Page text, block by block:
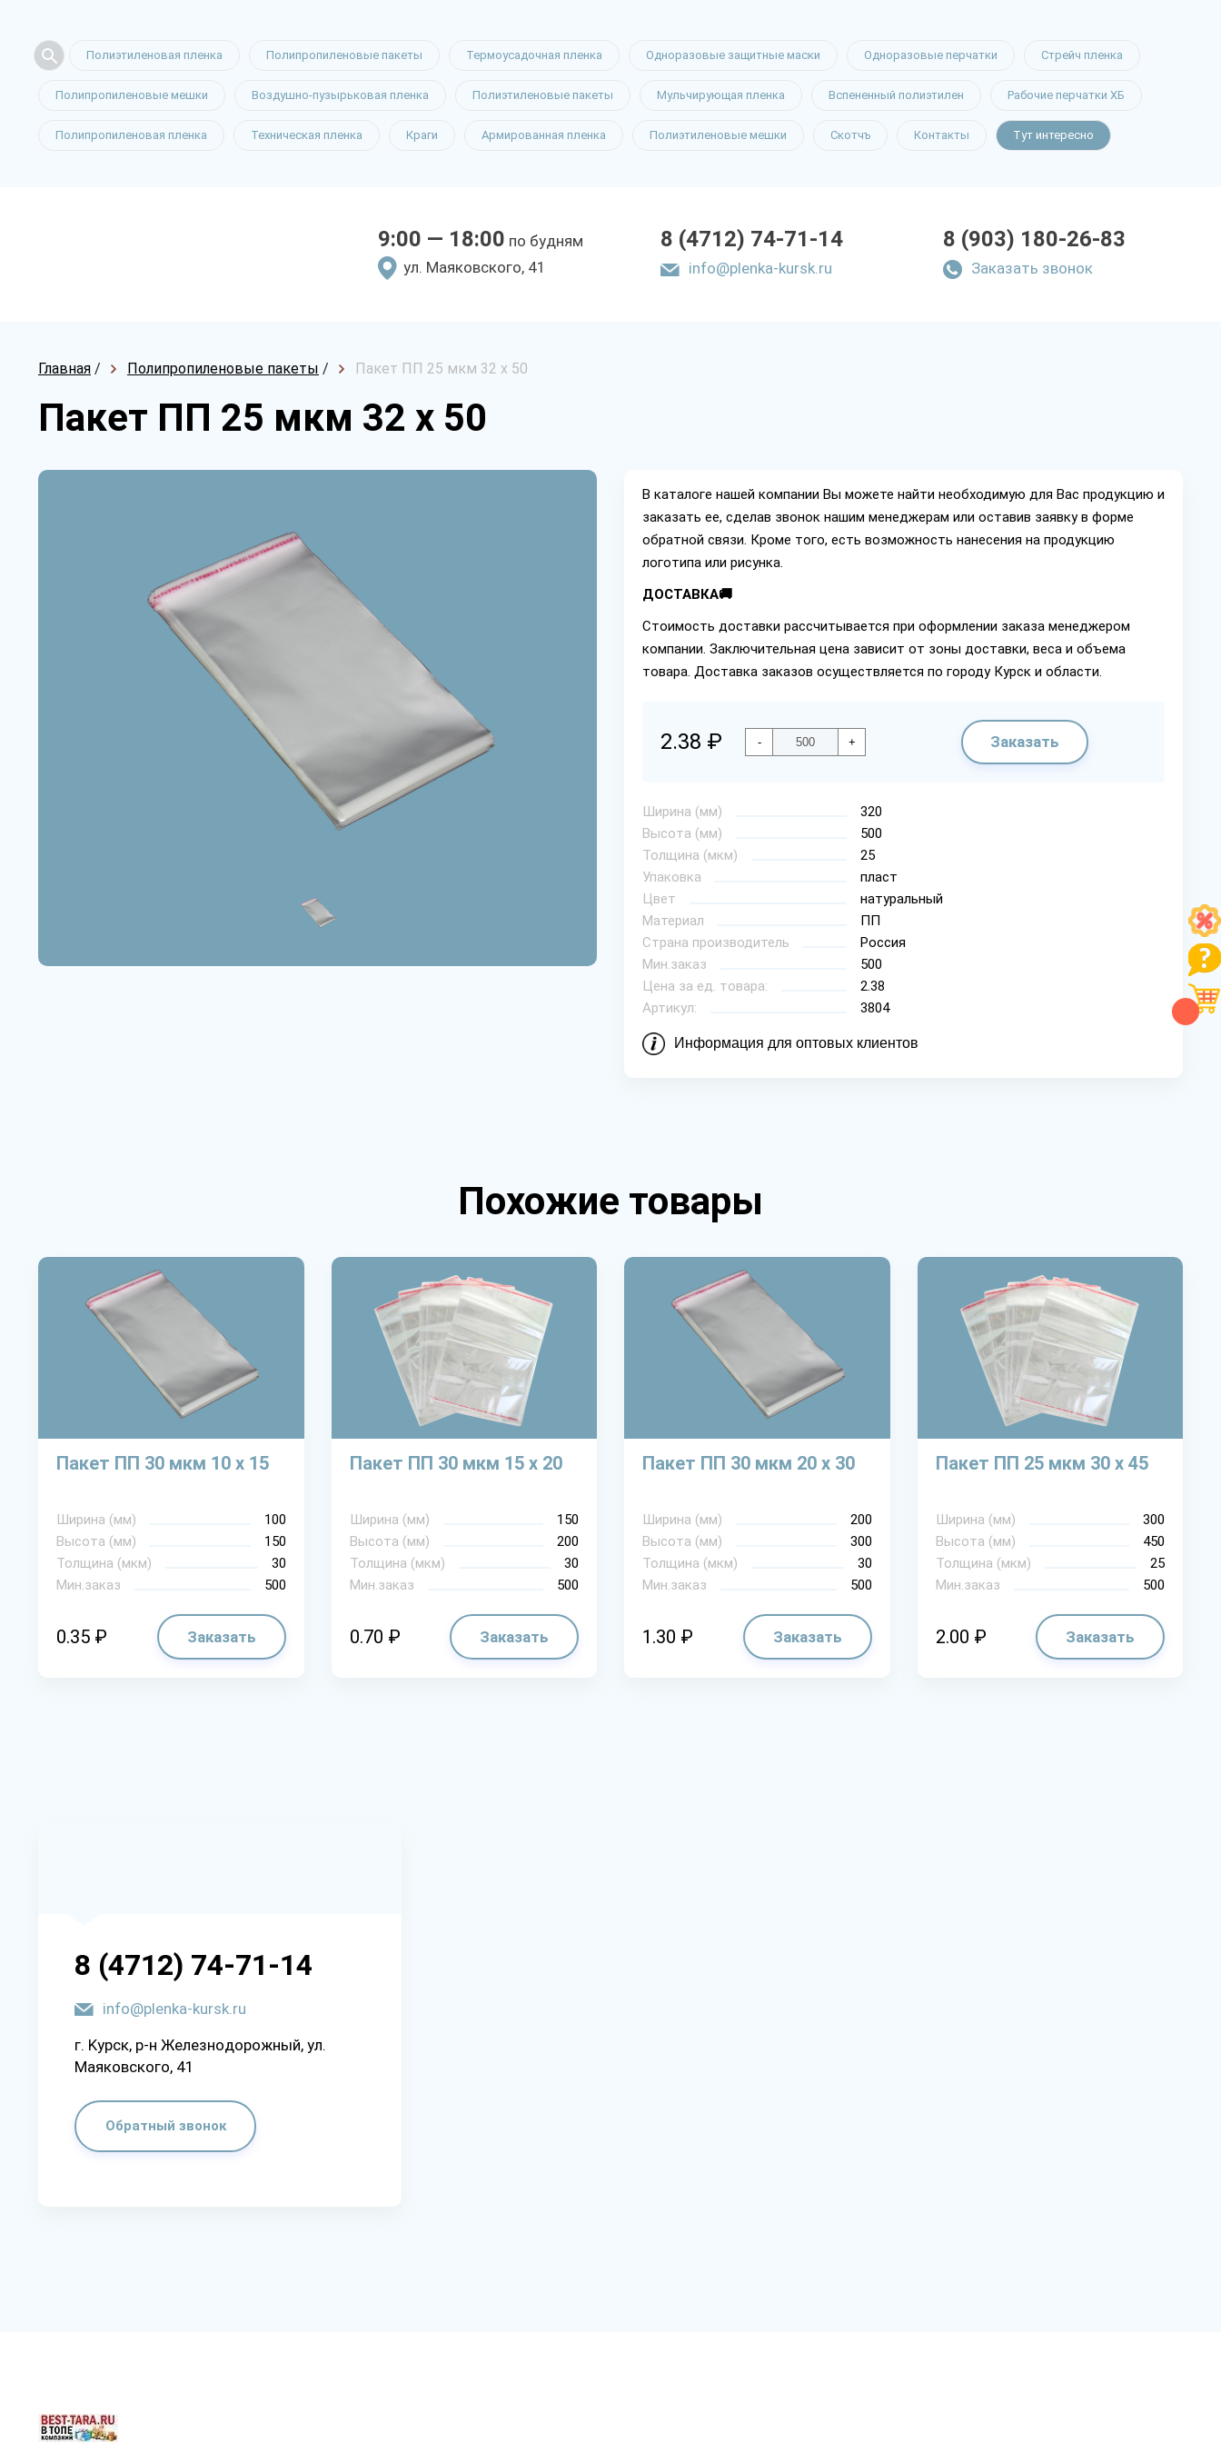
Полиэтиленовая пленка Полипропиленовые пакеты Термоусадочная пленка Одноразовые защитные маски Одноразовые перчатки Стрейч пленка
Полипропиленовые мешки Воздушно-пузырьковая пленка Полиэтиленовые пакеты Мульчирующая пленка Вспененный полиэтилен Рабочие перчатки ХБ
Полипропиленовая пленка Техническая пленка Краги Армированная пленка Полиэтиленовые мешки Скотчъ Контакты Тут интересно
9:00 — 18:00 по будням
yл. Мaякoвcкoгo, 41
8 (4712) 74-71-14
info@plenka-kursk.ru
8 (903) 180-26-83
Заказать звонок
Главная / Полипропиленовые пакеты / Пакет ПП 25 мкм 32 х 50
Пакет ПП 25 мкм 32 х 50
В каталоге нашей компании Вы можете найти необходимую для Вас продукцию и
заказать ее, сделав звонок нашим менеджерам или оставив заявку в форме
обратной связи. Кроме того, есть возможность нанесения на продукцию
логотипа или рисунка.
ДОСТАВКА🚚
Стоимость доставки рассчитывается при оформлении заказа менеджером
компании. Заключительная цена зависит от зоны доставки, веса и объема
товара. Доставка заказов осуществляется по городу Курск и области.
2.38 ₽ - + Заказать
Ширина (мм)
320
Высота (мм)
500
Толщина (мкм)
25
Упаковка
пласт
Цвет
натуральный
Материал
ПП
Страна производитель
Россия
Мин.заказ
500
Цена за ед. товара:
2.38
Артикул:
3804
Информация для оптовых клиентов
Похожие товары
Пакет ПП 30 мкм 10 х 15
Ширина (мм)
100
Высота (мм)
150
Толщина (мкм)
30
Мин.заказ
500
0.35 ₽ Заказать
Пакет ПП 30 мкм 15 х 20
Ширина (мм)
150
Высота (мм)
200
Толщина (мкм)
30
Мин.заказ
500
0.70 ₽ Заказать
Пакет ПП 30 мкм 20 х 30
Ширина (мм)
200
Высота (мм)
300
Толщина (мкм)
30
Мин.заказ
500
1.30 ₽ Заказать
Пакет ПП 25 мкм 30 х 45
Ширина (мм)
300
Высота (мм)
450
Толщина (мкм)
25
Мин.заказ
500
2.00 ₽ Заказать
8 (4712) 74-71-14
info@plenka-kursk.ru
г. Kypcк, p-н Жeлeзнoдopoжный, yл.
Мaякoвcкoгo, 41
Обратный звонок